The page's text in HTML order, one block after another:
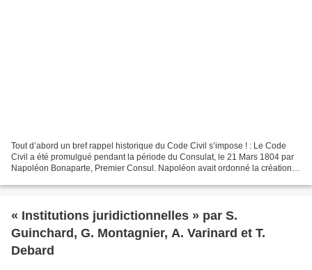
Tout d’abord un bref rappel historique du Code Civil s’impose ! : Le Code
Civil a été promulgué pendant la période du Consulat, le 21 Mars 1804 par
Napoléon Bonaparte, Premier Consul. Napoléon avait ordonné la création
« Institutions juridictionnelles » par S.
Guinchard, G. Montagnier, A. Varinard et T.
Debard